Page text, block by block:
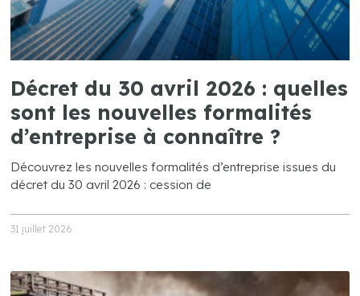
Décret du 30 avril 2026 : quelles
sont les nouvelles formalités
d’entreprise à connaître ?
Découvrez les nouvelles formalités d’entreprise issues du
décret du 30 avril 2026 : cession de
31 juillet 2026